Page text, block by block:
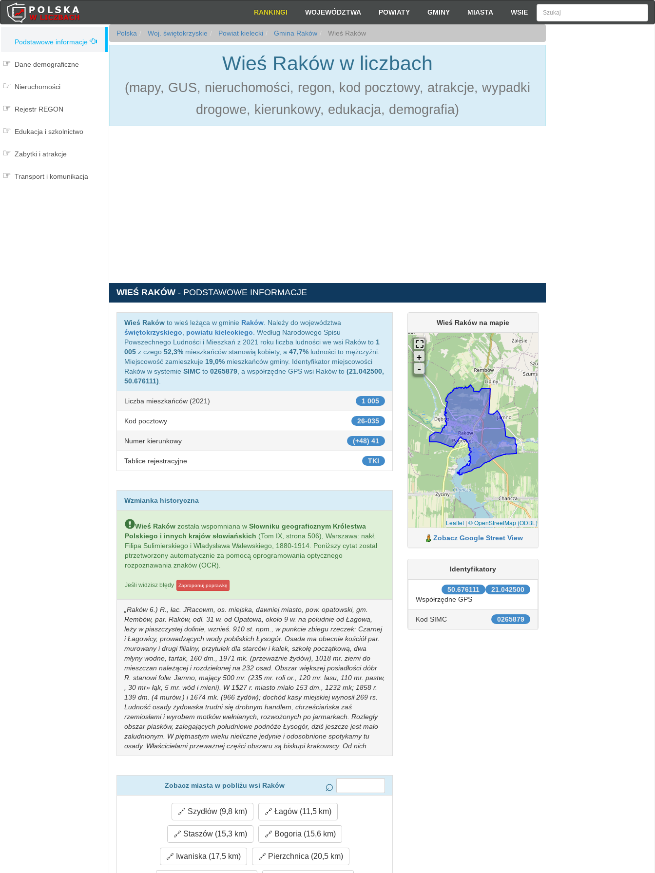
RANKINGI WOJEWÓDZTWA POWIATY GMINY MIASTA WSIE
Podstawowe informacje
Dane demograficzne
Nieruchomości
Rejestr REGON
Edukacja i szkolnictwo
Zabytki i atrakcje
Transport i komunikacja
Polska Woj. świętokrzyskie Powiat kielecki Gmina Raków Wieś Raków
Wieś Raków w liczbach
(mapy, GUS, nieruchomości, regon, kod pocztowy, atrakcje, wypadki
drogowe, kierunkowy, edukacja, demografia)
WIEŚ RAKÓW - PODSTAWOWE INFORMACJE
Wieś Raków to wieś leżąca w gminie Raków . Należy do województwa
świętokrzyskiego
powiatu kieleckiego . Według Narodowego Spisu
Powszechnego Ludności i Mieszkań z 2021 roku liczba ludności we wsi Raków to 1
005 z czego 52,3% mieszkańców stanowią kobiety, a 47,7% ludności to mężczyźni.
Miejscowość zamieszkuje 19,0% mieszkańców gminy. Identyfikator miejscowości
Raków w systemie SIMC to 0265879 , a współrzędne GPS wsi Raków to (21.042500,
50.676111)
1 005
Liczba mieszkańców (2021)
26-035
Kod pocztowy
(+48) 41
Numer kierunkowy
TKI
Tablice rejestracyjne
Wzmianka historyczna
Wieś Raków została wspomniana w Słowniku geograficznym Królestwa
Polskiego i innych krajów słowiańskich (Tom IX, strona 506), Warszawa: nakł.
Filipa Sulimierskiego i Władysława Walewskiego, 1880-1914. Poniższy cytat został
ptrzetworzony automatycznie za pomocą oprogramowania optycznego
rozpoznawania znaków (OCR).
Jeśli widzisz błędy Zaproponuj poprawkę
Raków 6.) R., łac. JRacowm, os. miejska, dawniej miasto, pow. opatowski, gm.
Rembów, par. Raków, odl. 31 w. od Opatowa, około 9 w. na południe od Łagowa,
leży w piaszczystej dolinie, wznieś. 910 st. npm., w punkcie zbiegu rzeczek: Czarnej
i Łagowicy, prowadzących wody pobliskich Łysogór. Osada ma obecnie kościół par.
murowany i drugi filialny, przytułek dla starców i kalek, szkołę początkową, dwa
młyny wodne, tartak, 160 dm., 1971 mk. (przeważnie żydów), 1018 mr. ziemi do
mieszczan należącej i rozdzielonej na 232 osad. Obszar większej posiadłości dóbr
R. stanowi folw. Jamno, mający 500 mr. (235 mr. roli or., 120 mr. lasu, 110 mr. pastw,
, 30 mr» łąk, 5 mr. wód i mieni). W 1$27 r. miasto miało 153 dm., 1232 mk; 1858 r.
139 dm. (4 murów.) i 1674 mk. (966 żydów); dochód kasy miejskiej wynosił 269 rs.
Ludność osady żydowska trudni się drobnym handlem, chrześciańska zaś
rzemiosłami i wyrobem motków wełnianych, rozwożonych po jarmarkach. Rozległy
obszar piasków, zalegających południowe podnóże Łysogór, dziś jeszcze jest mało
zaludnionym. W piętnastym wieku nieliczne jedynie i odosobnione spotykamy tu
osady. Właścicielami przeważnej części obszaru są biskupi krakowscy. Od nich
zapewne nabył część lasów i łąk nad brzegami rzeki Czarnej, w pobliżu biskupiej wsi
któremu nadał nazwę jakoby od herbu żony swej Jadwigi Gnojeńskiej. Sieniński
posiadał w obrębie parafii Potok (do której należały Drogowle a zapewne i obszar na
którym powstał Raków) wsie: Lipiny i Zaleszany. Przemysł górniczy i leśny rozwijał
się w tych stronach. Kuźnice, smolarnie i tartaki przedstawiały rozmaite sposoby
użytkowania bogactw tutejszej natury. Regestra pobor. z 1579 r. nie wymieniają
wcale R. ni w liczbie miast ni między wsiami. Zapewne jak każda nowa osada
zwolniony był na pewien czas od podatków. Założyciel lubo wyznania
reformowanego, przyjmował jednak wszelkich różnowierców nietylko z Polski ale i z
ościennych krajów, celem zapomożenia nowej osady. Znajdowali się między
przybyszami i tacy, którzy pod hasłem ścisłego braterstwa i wspólności dóbr, nową
Zobacz miasta w pobliżu wsi Raków
Szydłów (9,8 km) Łagów (11,5 km)
Staszów (15,3 km) Bogoria (15,6 km)
Iwaniska (17,5 km) Pierzchnica (20,5 km)
Wieś Raków na mapie
Leaflet| © OpenStreetMap (ODBL)
Zobacz Google Street View
Identyfikatory
21.042500
50.676111
Współrzędne GPS
0265879
Kod SIMC